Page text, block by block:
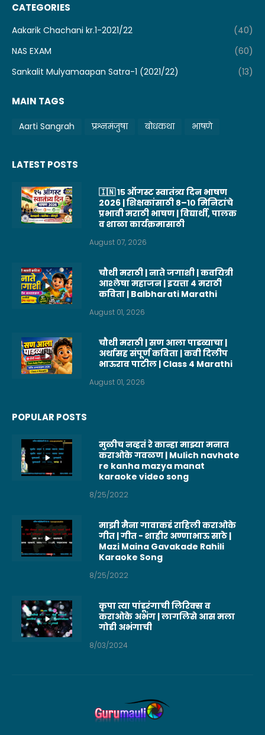
CATEGORIES
Aakarik Chachani kr.1-2021/22
(40)
NAS EXAM
(60)
Sankalit Mulyamaapan Satra-1 (2021/22)
(13)
MAIN TAGS
Aarti Sangrah प्रश्नमंजुषा बोधकथा भाषणे
LATEST POSTS
🇮🇳 १५ ऑगस्ट स्वातंत्र्य दिन भाषण
2026 | शिक्षकांसाठी ८–१० मिनिटांचे
प्रभावी मराठी भाषण | विद्यार्थी, पालक
व शाळा कार्यक्रमासाठी
August 07, 2026
चौथी मराठी | नाते जगाशी | कवयित्री
आश्लेषा महाजन | इयत्ता 4 मराठी
कविता | Balbharati Marathi
August 01, 2026
चौथी मराठी | सण आला पाडव्याचा |
अर्थासह संपूर्ण कविता | कवी दिलीप
भाऊराव पाटील | Class 4 Marathi
August 01, 2026
POPULAR POSTS
मुळीच नव्हतं रे कान्हा माझ्या मनात
कराओके गवळण | Mulich navhate
re kanha mazya manat
karaoke video song
8/25/2022
माझी मैना गावाकडं राहिली कराओके
गीत | गीत - शाहीर अण्णाभाऊ साठे |
Mazi Maina Gavakade Rahili
Karaoke Song
8/25/2022
कृपा त्या पांडूरंगाची लिरिक्स व
कराओके अभंग | लागलिसे आस मला
गोडी अभंगाची
8/03/2024